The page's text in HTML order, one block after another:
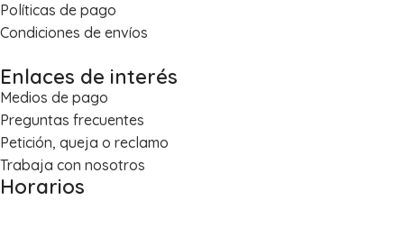
Políticas de pago
Condiciones de envíos
Enlaces de interés
Medios de pago
Preguntas frecuentes
Petición, queja o reclamo
Trabaja con nosotros
Horarios